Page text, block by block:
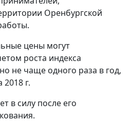
Оренбургской
цены могут
роста индекса
не чаще одного раза в год,
г.
в силу после его